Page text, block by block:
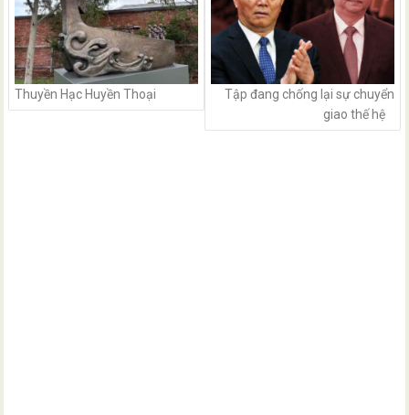
Thuyền Hạc Huyền Thoại
Tập đang chống lại sự chuyển
giao thế hệ